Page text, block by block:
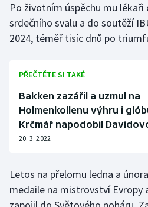
Jezdectví
Judo
Krasobruslení
Lezení
Lyže a snowboard
Motorsport
Po životním úspěchu mu
srdečního svalu a do soutěží
2024, téměř tisíc dnů po
PŘEČTĚTE SI TAKÉ
Bakken zazářil a uzmul na
Holmenkollenu výhru i
Krčmář napodobil
20. 3. 2022
Letos na přelomu ledna a
medaile na mistrovství Evropy